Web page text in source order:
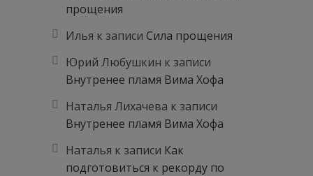
прощения
Илья к записи Сила прощения
Юрий Любушкин к записи
Внутренее пламя Вима Хофа
Наталья Лихачева к записи
Внутренее пламя Вима Хофа
Наталья к записи Как
подготовиться к рекорду по